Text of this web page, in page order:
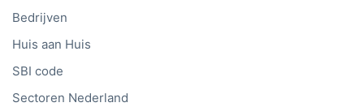
Bedrijven
Huis aan Huis
SBI code
Sectoren Nederland